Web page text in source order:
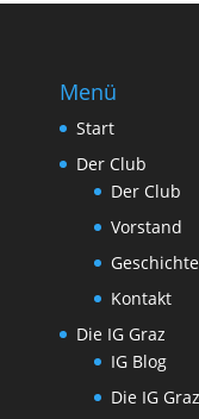
Menü
Start
Der Club
Der Club
Vorstand
Geschichte
Kontakt
Die IG Graz
IG Blog
Die IG Graz